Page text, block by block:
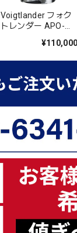
Voigtlander フォク
トレンダー APO-
F3.5 VM Limited ネ
¥110,000